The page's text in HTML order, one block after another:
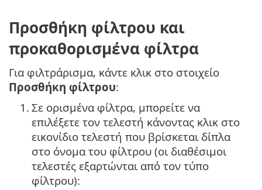
Προσθήκη φίλτρου και
προκαθορισμένα φίλτρα
Για φιλτράρισμα, κάντε κλικ στο στοιχείο
Προσθήκη φίλτρου:
1. Σε ορισμένα φίλτρα, μπορείτε να
επιλέξετε τον τελεστή κάνοντας κλικ στο
εικονίδιο τελεστή που βρίσκεται δίπλα
στο όνομα του φίλτρου (οι διαθέσιμοι
τελεστές εξαρτώνται από τον τύπο
φίλτρου):